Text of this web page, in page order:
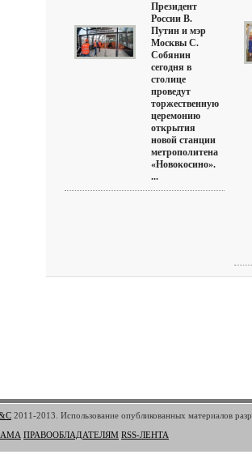
Президент
России В.
Путин и мэр
Москвы С.
Собянин
сегодня в
столице
проведут
торжественную
церемонию
открытия
новой станции
метрополитена
«Новокосино».
...
2011-2013. Использование опубликованных материалов
ПРАВООБЛАДАТЕЛЯМ RSS-ЛЕНТА